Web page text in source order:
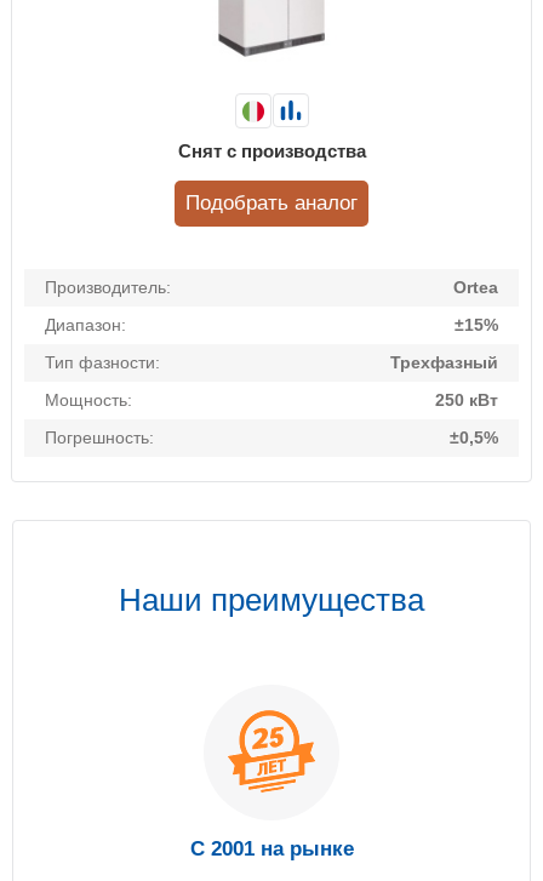
Производитель:
Ortea
Диапазон:
±15%
Тип фазности:
Трехфазный
Мощность:
250 кВт
Погрешность:
±0,5%
Снят с производства
Подобрать аналог
Наши преимущества
С 2001 на рынке